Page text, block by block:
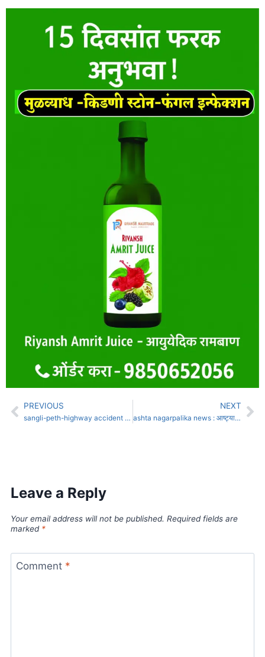
PREVIOUS
sangli-peth-highway accident news : लक्ष्मी फाट्यावर भरधाव कारच्या धडकेत वृद्ध ठार, तिघे गंभीर जखमी
NEXT
ashta nagarpalika news : आष्ट्यात नगराध्यक्ष पदासह सह सर्व जागा एकदिलाने सर्व लढणार
Leave a Reply
Your email address will not be published. Required fields are
marked *
Comment *